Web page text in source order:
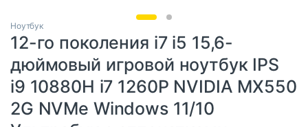
Ноутбук
12-го поколения i7 i5 15,6-
дюймовый игровой ноутбук IPS
i9 10880H i7 1260P NVIDIA MX550
2G NVMe Windows 11/10